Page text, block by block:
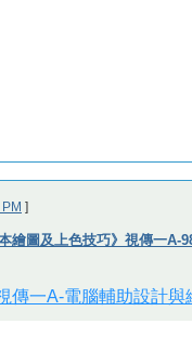
]
繪圖及上色技巧》視傳一A-
傳一A-電腦輔助設計與